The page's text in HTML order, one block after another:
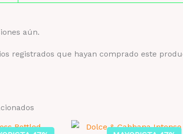
aún.
registrados que hayan comprado este